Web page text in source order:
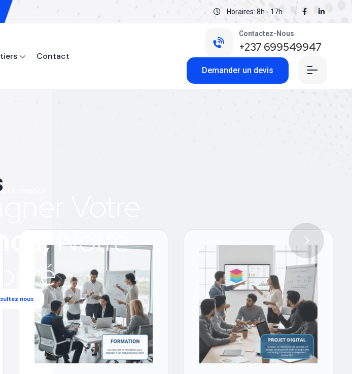
Horaires: 8h - 17h
Contact
Contactez-Nous
+237 699549947
Demander un devis
d'expérience
Votre
Notre
nous